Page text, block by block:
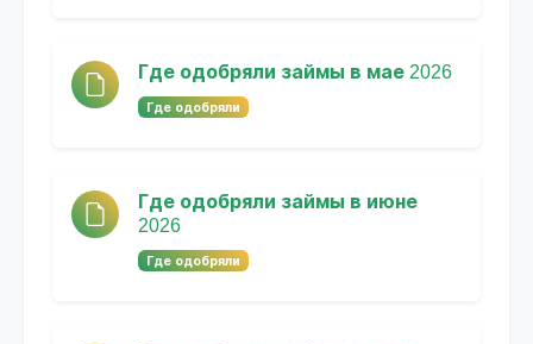
Где одобряли займы в мае 2026
Где одобряли
Где одобряли займы в июне
2026
Где одобряли